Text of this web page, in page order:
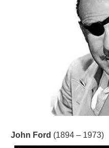
John Ford (1894 – 1973)